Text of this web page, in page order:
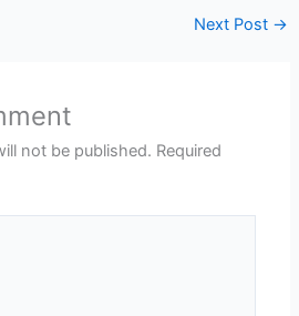
Next Post →
not be published. Required